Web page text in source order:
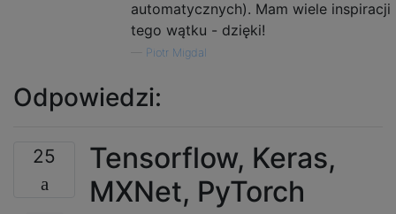
automatycznych). Mam wiele
tego wątku - dzięki!
Piotr Migdal
Odpowiedzi:
25
Tensorflow, Keras,
MXNet, PyTorch